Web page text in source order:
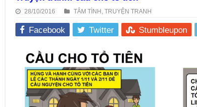
28/10/2016 TÂM TÌNH , TRUYỆN TRANH
Facebook Twitter Stumbleupon